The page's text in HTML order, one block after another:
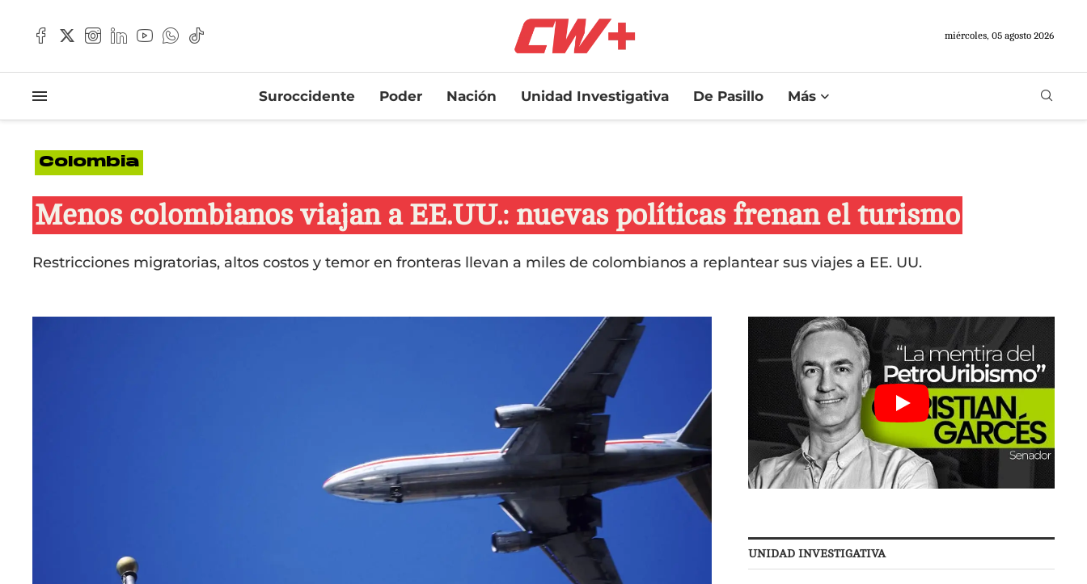
miércoles, 05 agosto 2026
Suroccidente Poder Nación Unidad Investigativa De Pasillo Más
Colombia
Menos colombianos viajan a EE.UU.: nuevas políticas frenan el turismo
Restricciones migratorias, altos costos y temor en fronteras llevan a miles de colombianos a replantear sus viajes a EE. UU.
UNIDAD INVESTIGATIVA